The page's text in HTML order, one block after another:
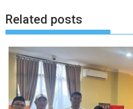
Related posts